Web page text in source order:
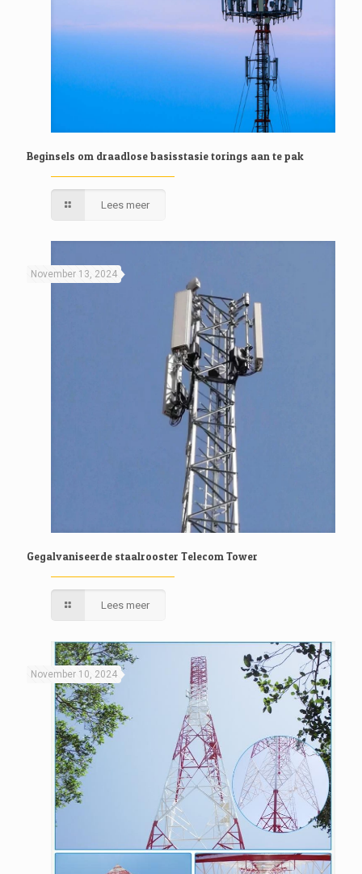
Beginsels om draadlose basisstasie torings aan te pak
Lees meer
November 13, 2024
Gegalvaniseerde staalrooster Telecom Tower
Lees meer
November 10, 2024